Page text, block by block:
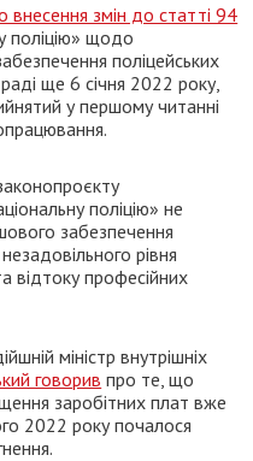
внесення змін до статті 94
поліцію» щодо
поліцейських
ще 6 січня 2022 року,
у першому читанні
поліцію» не
забезпечення
рівня
відтоку професійних
міністр внутрішніх
говорив про те, що
заробітних плат вже
2022 року почалося